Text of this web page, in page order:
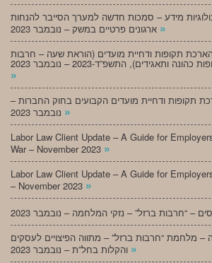
מידע – סמכות חדשה למערך הסייבר להנחות
»
הארכת תקופות ודחיית מועדים (הוראת שעה – חרבות
ותאגידים), התשפ”ד-2023 – נובמבר 2023
»
תקופות ודחיית מועדים הקבועים בחוק החברות –
»
Labor Law Client Update – A Guide for
War – November 2023 »
Labor Law Client Update – A Guide for
– November 2023 »
– מלחמת “חרבות ברזל” – מתווה הפיצויים לעסקים
»